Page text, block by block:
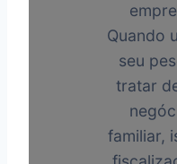
Quando
seu
tratar
familiar,